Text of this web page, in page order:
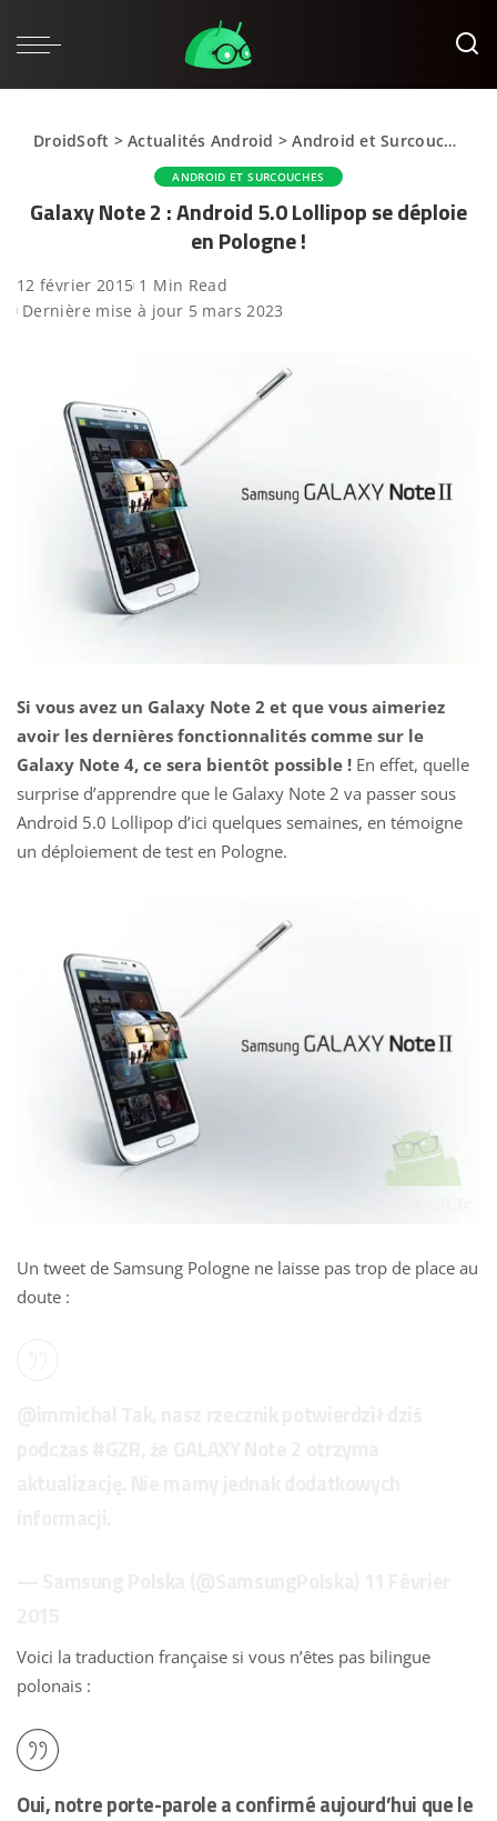
DroidSoft >Actualités Android >Android et Surcouches
ANDROID ET SURCOUCHES
Galaxy Note 2 : Android 5.0 Lollipop se déploie
en Pologne !
12 février 2015 1 Min Read
Dernière mise à jour 5 mars 2023
Si vous avez un Galaxy Note 2 et que vous aimeriez
avoir les dernières fonctionnalités comme sur le
Galaxy Note 4, ce sera bientôt possible ! En effet, quelle
surprise d’apprendre que le Galaxy Note 2 va passer sous
Android 5.0 Lollipop d’ici quelques semaines, en témoigne
un déploiement de test en Pologne.
Un tweet de Samsung Pologne ne laisse pas trop de place au
doute :
Voici la traduction française si vous n’êtes pas bilingue
polonais :
Oui, notre porte-parole a confirmé aujourd’hui que le